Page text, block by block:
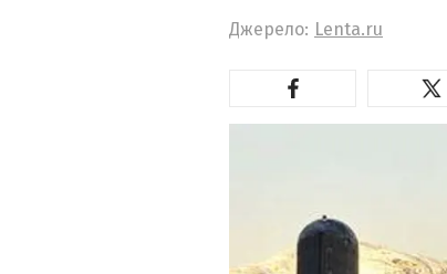
Джерело: Lenta.ru